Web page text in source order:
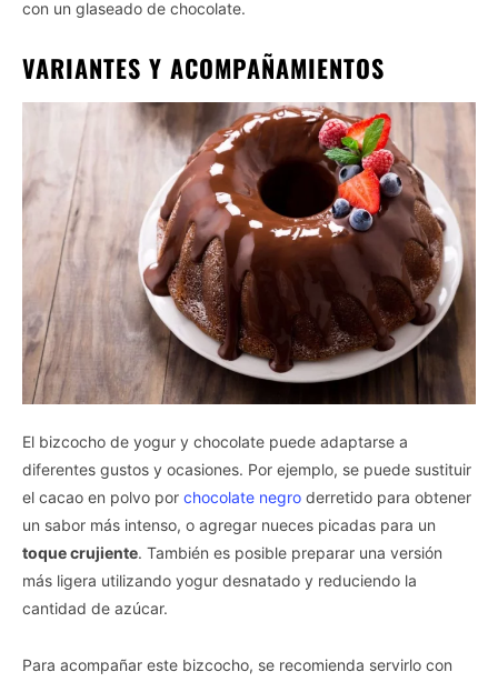
con un glaseado de chocolate.
VARIANTES Y ACOMPAÑAMIENTOS
El bizcocho de yogur y chocolate puede adaptarse a
diferentes gustos y ocasiones. Por ejemplo, se puede sustituir
el cacao en polvo por chocolate negro derretido para obtener
un sabor más intenso, o agregar nueces picadas para un
toque crujiente. También es posible preparar una versión
más ligera utilizando yogur desnatado y reduciendo la
cantidad de azúcar.
Para acompañar este bizcocho, se recomienda servirlo con